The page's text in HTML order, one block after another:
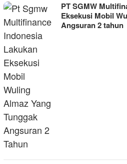
PT SGMW
Eksekusi Mobil
Angsuran 2 tahun